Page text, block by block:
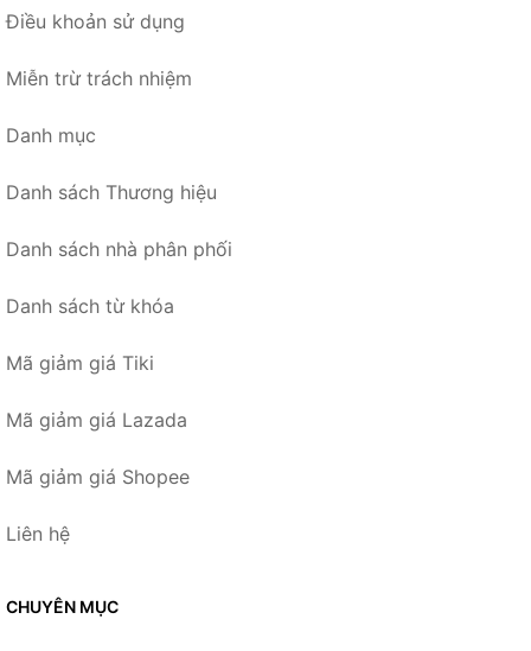
Điều khoản sử dụng
Miễn trừ trách nhiệm
Danh mục
Danh sách Thương hiệu
Danh sách nhà phân phối
Danh sách từ khóa
Mã giảm giá Tiki
Mã giảm giá Lazada
Mã giảm giá Shopee
Liên hệ
CHUYÊN MỤC